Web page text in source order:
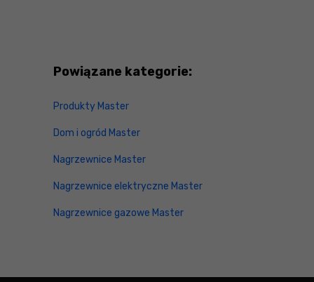
Powiązane kategorie:
Produkty Master
Dom i ogród Master
Nagrzewnice Master
Nagrzewnice elektryczne Master
Nagrzewnice gazowe Master